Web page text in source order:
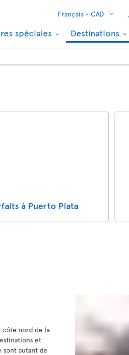
Français - CAD
spéciales Destinations
à Puerto Plata
côte nord de la
et
sont autant de